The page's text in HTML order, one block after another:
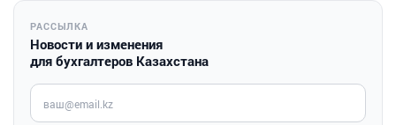
РАССЫЛКА
Новости и изменения
для бухгалтеров Казахстана
Введите ваш e-mail